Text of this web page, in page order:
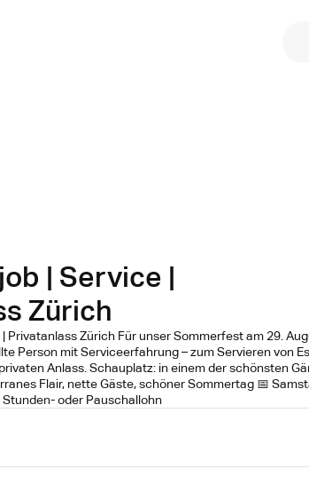
| Service |
Zürich
Privatanlass Zürich Für unser Sommerfest am 29.
Person mit Serviceerfahrung – zum Servieren von
Anlass. Schauplatz: in einem der schönsten
Flair, nette Gäste, schöner Sommertag 📅
Stunden- oder Pauschallohn